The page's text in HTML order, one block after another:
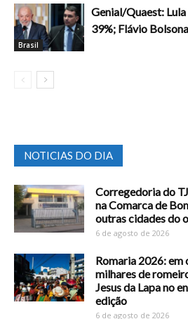
Brasil
Genial/Quaest:
39%; Flávio
NOTICIAS DO DIA
Corregedoria do
na Comarca de
outras cidades do
6 de agosto de 2026
Romaria 2026: em
milhares de
Jesus da Lapa no
edição
6 de agosto de 2026